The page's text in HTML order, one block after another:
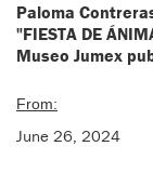
Paloma
"FIESTA DE
Museo Jumex
From:
June 26, 2024